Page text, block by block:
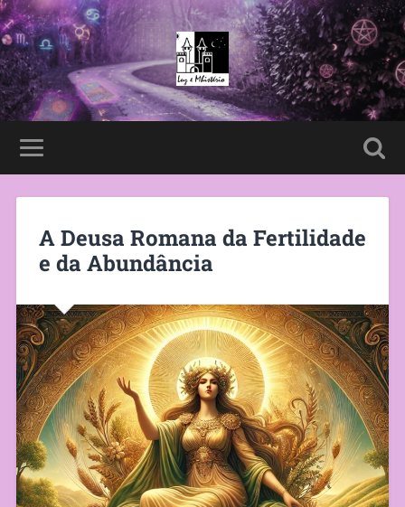
A Deusa Romana da Fertilidade
e da Abundância